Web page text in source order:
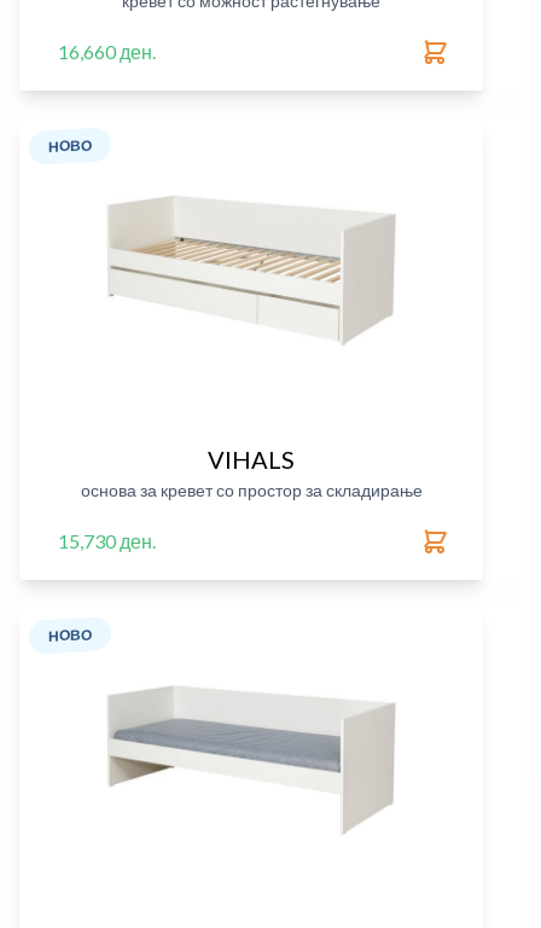
16,660 ден.
НОВО
VIHALS
основа за кревет со простор за складирање
15,730 ден.
НОВО